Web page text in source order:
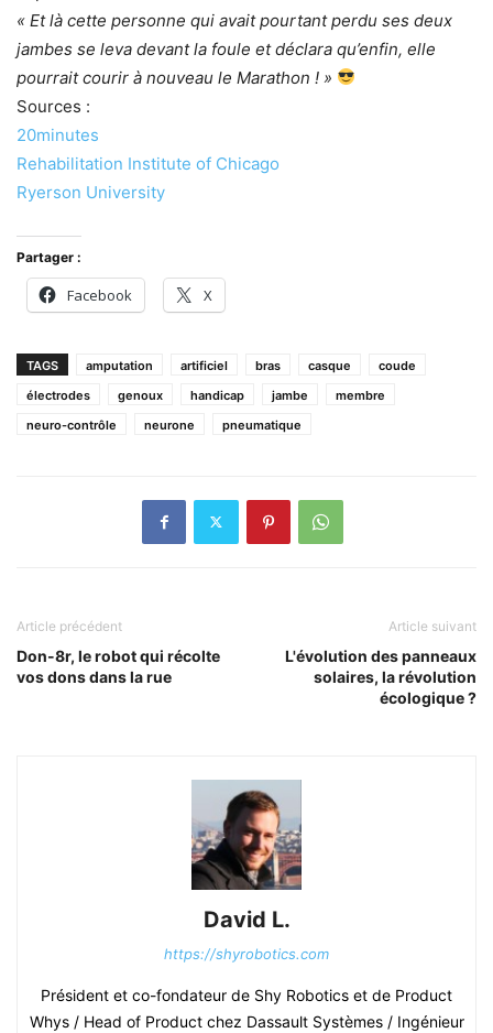
« Et là cette personne qui avait pourtant perdu ses deux
jambes se leva devant la foule et déclara qu’enfin, elle
pourrait courir à nouveau le Marathon ! »
Sources :
20minutes
Rehabilitation Institute of Chicago
Ryerson University
Partager :
Facebook X
TAGS amputation artificiel bras casque
coude
électrodes
genoux handicap jambe
membre
neuro-contrôle
neurone pneumatique
Article précédent
Don-8r, le robot qui récolte
vos dons dans la rue
Article suivant
L'évolution des panneaux
solaires, la révolution
écologique ?
David L.
https://shyrobotics.com
Président et co-fondateur de Shy Robotics et de Product
Whys / Head of Product chez Dassault Systèmes / Ingénieur